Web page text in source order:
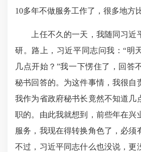
10多年不做服务工作了，很多地方
上任不久的一天，我随同习近
研。路上，习近平同志问我：“明
几点开始？”我一下愣住了，回答
秘书回答的。为这件事情，我很自
我作为省政府秘书长竟然不知道几
职的。由此我就想到，前些年在兴
服务，我现在得转换角色了，必须
不过，习近平同志什么也没说，更